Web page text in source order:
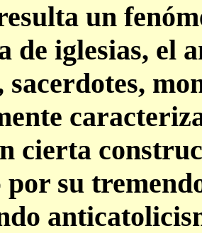
un
de iglesias, el
cierta
por su